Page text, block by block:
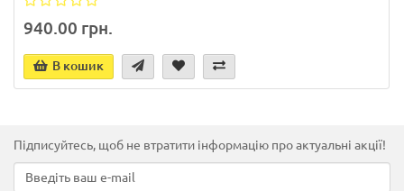
940.00 грн.
В кошик
Підписуйтесь, щоб не втратити інформацію про актуальні акції!